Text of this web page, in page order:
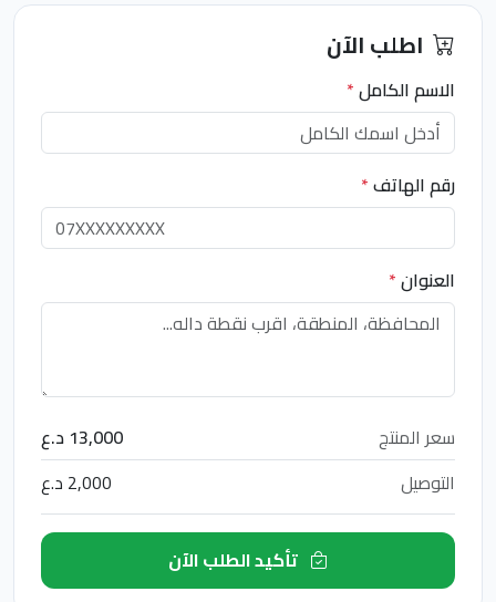
اطلب الآن
الاسم الكامل*
رقم الهاتف*
العنوان*
سعر المنتج
13,000 د.ع
التوصيل
2,000 د.ع